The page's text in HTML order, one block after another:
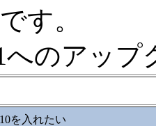
す。
へのアッ
を入れたい